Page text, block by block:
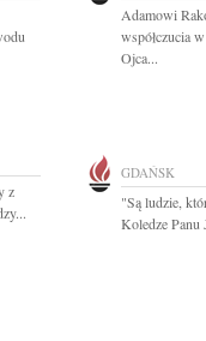
Adamowi
współczucia
Ojca...
z
GDAŃSK
"Są ludzie,
Koledze Panu